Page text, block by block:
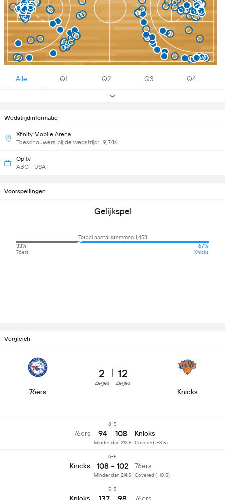
Alle Q1 Q2 Q3 Q4
Wedstrijdinformatie
Xfinity Mobile Arena
Toeschouwers bij de wedstrijd: 19,746
Op tv
ABC - USA
Voorspellingen
Gelijkspel
Totaal aantal stemmen 1,458
33%
76ers
67%
Knicks
Vergleich
76ers
2
Zeges
12
Zeges
Knicks
76ers
8-5
94 - 108 Knicks
Covered (+3.5)
Minder dan 213.5
Knicks
6-5
108 - 102 76ers
Covered (+10.5)
Minder dan 214.5
5-5